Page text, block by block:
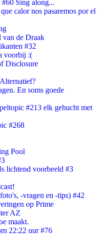
Sing along...
calor nos pasaremos por el
van de Draak
#32
voorbij :(
Disclosure
En soms goede
#213 elk gehucht met
#268
Pool
lichtend voorbeeld #3
-vragen en -tips) #42
op Prime
AZ
maakt.
22:22 uur #76